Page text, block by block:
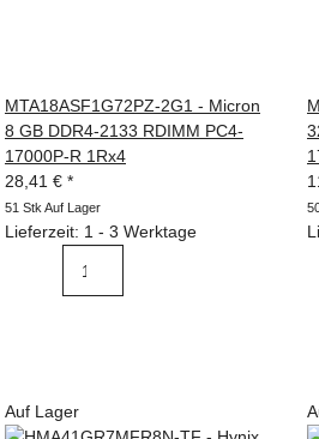
MTA18ASF1G72PZ-2G1 - Micron
8 GB DDR4-2133 RDIMM PC4-
17000P-R 1Rx4
28,41 € *
51 Stk Auf Lager
Lieferzeit: 1 - 3 Werktage
Auf Lager